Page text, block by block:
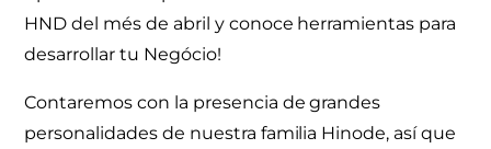
HND del més de abril y conoce herramientas para
desarrollar tu Negócio!
Contaremos con la presencia de grandes
personalidades de nuestra familia Hinode, así que